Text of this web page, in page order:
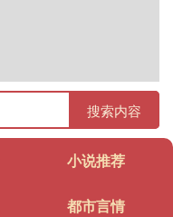
搜索内容
小说推荐
都市言情